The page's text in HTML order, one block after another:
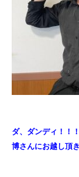
ダ、ダンディ！！
博さんにお越し頂